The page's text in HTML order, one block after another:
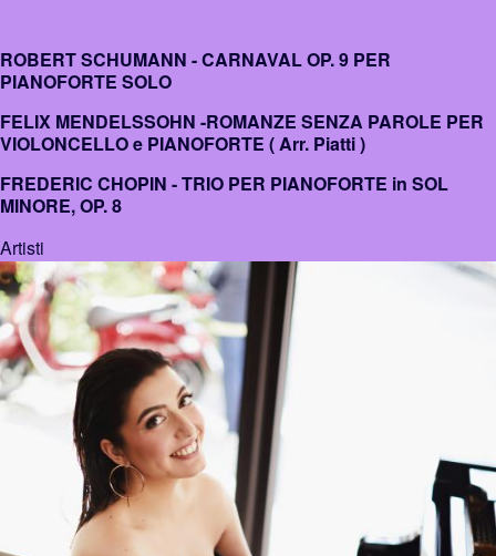
ROBERT SCHUMANN - CARNAVAL OP. 9 PER
PIANOFORTE SOLO
FELIX MENDELSSOHN -ROMANZE SENZA PAROLE PER
VIOLONCELLO e PIANOFORTE ( Arr. Piatti )
FREDERIC CHOPIN - TRIO PER PIANOFORTE in SOL
MINORE, OP. 8
Artisti